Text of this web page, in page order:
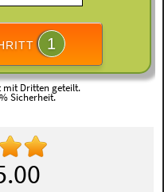
1
mit Dritten geteilt.
Sicherheit.